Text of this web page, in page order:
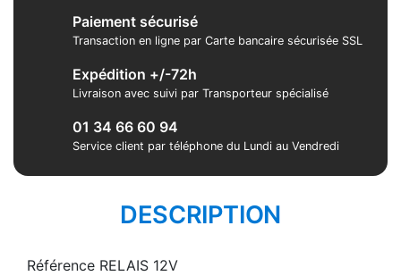
Paiement sécurisé
Transaction en ligne par Carte bancaire sécurisée SSL
Expédition +/-72h
Livraison avec suivi par Transporteur spécialisé
01 34 66 60 94
Service client par téléphone du Lundi au Vendredi
DESCRIPTION
Référence RELAIS 12V